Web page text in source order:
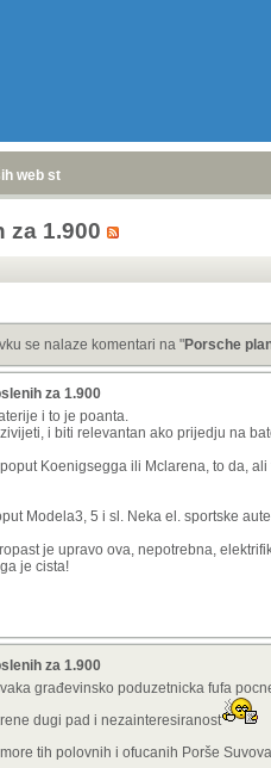
web stranica
1.900
se nalaze komentari na "Porsche
za 1.900
i to je poanta.
i biti relevantan ako prijedju na
Koenigsegga ili Mclarena, to da,
Modela3, 5 i sl. Neka el. sportske
je upravo ova, nepotrebna,
je cista!
za 1.900
građevinsko poduzetnicka fufa
dugi pad i nezainteresiranost
tih polovnih i ofucanih Porše